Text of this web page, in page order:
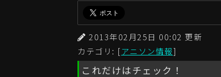
2013年02月25日 00:02 更
カテゴリ: [アニソン情報]
これだけはチェック！